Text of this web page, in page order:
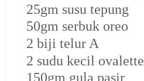
25gm susu tepung
50gm serbuk oreo
2 biji telur A
2 sudu kecil ovalette
150gm gula pasir